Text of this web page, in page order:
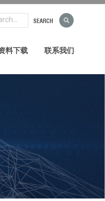
料下载 联系我们